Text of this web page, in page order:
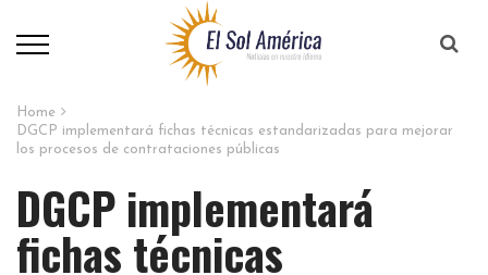
Home
DGCP implementará fichas técnicas estandarizadas para mejorar
los procesos de contrataciones públicas
DGCP implementará
fichas técnicas